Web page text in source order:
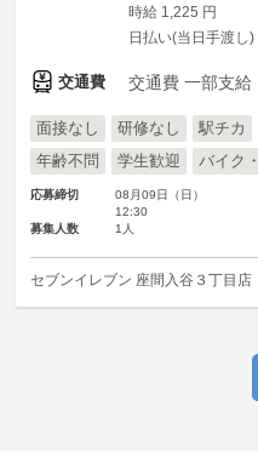
時給 1,225 円
日払い(当日手渡し)
交通費 交通費 一部支給
面接なし 研修なし 駅チカ
年齢不問
学生歓迎 バイク
応募締切
08月09日（日）
12:30
募集人数
1人
セブンイレブン 座間入谷３丁目店